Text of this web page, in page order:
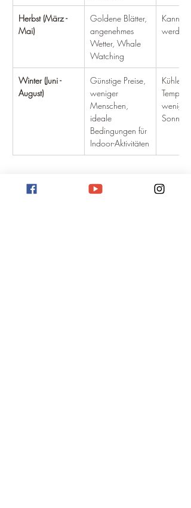
Herbst (März -
Mai)
Goldene Blätter,
angenehmes
Wetter, Whale
Watching
Kann
werden
Winter (Juni -
August)
Günstige Preise,
weniger
Menschen,
ideale
Bedingungen für
Indoor-Aktivitäten
Kühlere
weniger
Monat für Monat: So sieht's aus